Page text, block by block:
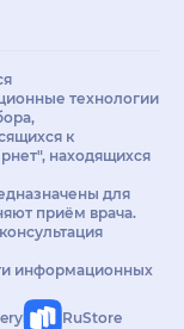
технологии
к
находящихся
для
приём врача.
информационных
RuStore